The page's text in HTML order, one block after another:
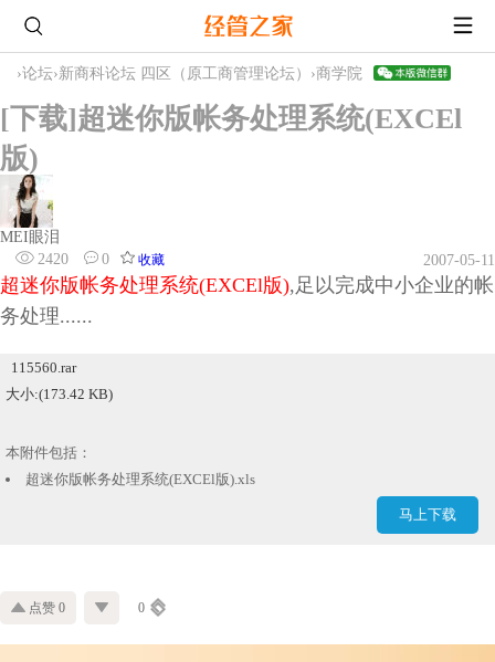
›论坛›新商科论坛 四区（原工商管理论坛） ›商学院
[下载]超迷你版帐务处理系统(EXCEl
版)
MEI眼泪
2420
0 收藏 2007-05-11
超迷你版帐务处理系统(EXCEl版),足以完成中小企业的帐
务处理......
115560.rar
大小:(173.42 KB)
马上下载
本附件包括：
超迷你版帐务处理系统(EXCEl版).xls
点赞 0 0